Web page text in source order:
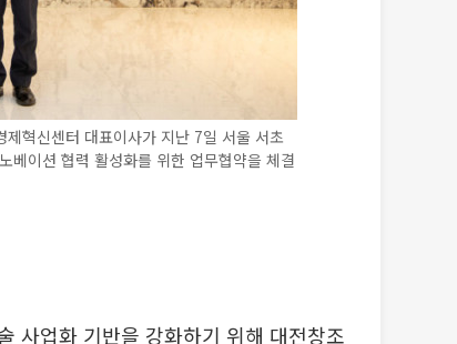
혁신센터 대표이사가 지난 7일 서울 서초
베이션 협력 활성화를 위한 업무협약을 체결
사업화 기반을 강화하기 위해 대전창조